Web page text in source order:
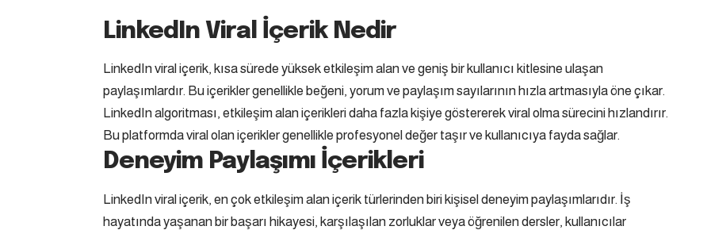
LinkedIn Viral İçerik Nedir
LinkedIn viral içerik, kısa sürede yüksek etkileşim alan ve geniş bir kullanıcı kitlesine ulaşan
paylaşımlardır. Bu içerikler genellikle beğeni, yorum ve paylaşım sayılarının hızla artmasıyla öne çıkar.
LinkedIn algoritması, etkileşim alan içerikleri daha fazla kişiye göstererek viral olma sürecini hızlandırır.
Bu platformda viral olan içerikler genellikle profesyonel değer taşır ve kullanıcıya fayda sağlar.
Deneyim Paylaşımı İçerikleri
LinkedIn viral içerik, en çok etkileşim alan içerik türlerinden biri kişisel deneyim paylaşımlarıdır. İş
hayatında yaşanan bir başarı hikayesi, karşılaşılan zorluklar veya öğrenilen dersler, kullanıcılar